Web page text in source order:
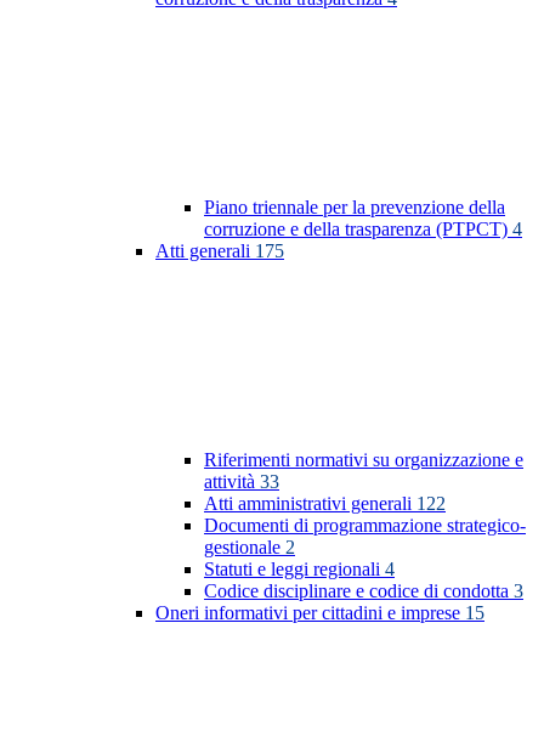
Piano triennale per la prevenzione della
corruzione e della trasparenza (PTPCT) 4
Atti generali 175
Riferimenti normativi su organizzazione e
attività 33
Atti amministrativi generali 122
Documenti di programmazione strategico-
gestionale 2
Statuti e leggi regionali 4
Codice disciplinare e codice di condotta 3
Oneri informativi per cittadini e imprese 15